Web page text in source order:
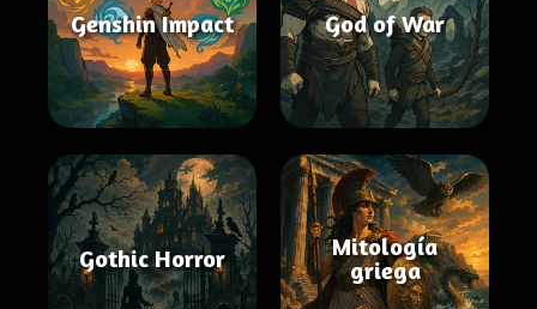
Genshin Impact God of War
Gothic Horror
Mitología
griega